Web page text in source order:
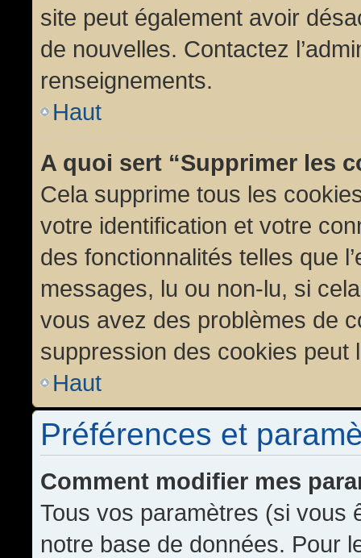
site peut également avoir
de nouvelles. Contactez
renseignements.
Haut
A quoi sert “Supprimer les
Cela supprime tous les
votre identification et votre
des fonctionnalités telles que
messages, lu ou non-lu, si
vous avez des problèmes de
suppression des cookies peut
Haut
Préférences et
Comment modifier mes
Tous vos paramètres (si vous
notre base de données. Pour